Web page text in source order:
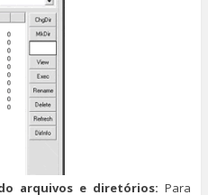
arquivos e diretórios: Para